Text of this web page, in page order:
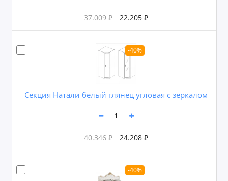
37.009 ₽ 22.205 ₽
-40%
Секция Натали белый глянец угловая с зеркалом
40.346 ₽ 24.208 ₽
-40%